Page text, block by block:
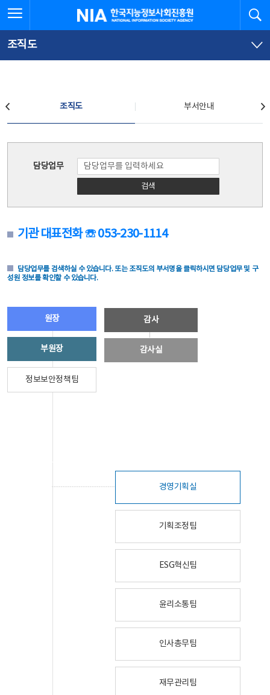
문
로
가
체
뉴
바
가
한국지능정보사회진흥원
조직도
조직도 부서안내
담당업무
검색
기관 대표전화 ☏ 053-230-1114
담당업무를 검색하실 수 있습니다. 또는 조직도의 부서명을 클릭하시면 담당업무 및 구
성원 정보를 확인할 수 있습니다.
원장
부원장
정보보안정책팀
감사
감사실
경영기획실
기획조정팀
ESG혁신팀
윤리소통팀
인사총무팀
재무관리팀